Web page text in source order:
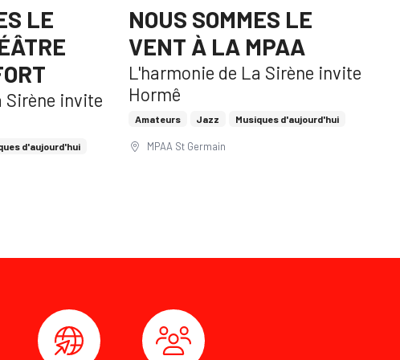
LE
Sirène invite
d'aujourd'hui
NOUS SOMMES LE
VENT À LA MPAA
L'harmonie de La Sirène invite
Hormê
Amateurs Jazz Musiques d'aujourd'hui
MPAA St Germain